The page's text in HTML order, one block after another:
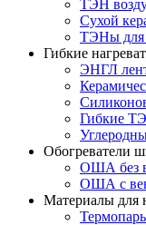
ТЭН
Сухой
ТЭНы для
Гибкие
ЭНГЛ
Гибкие
Обогреватели
ОША без
ОША с
Материалы для